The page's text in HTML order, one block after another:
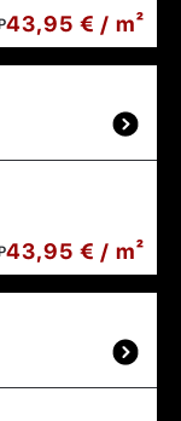
43,95 € / m²
43,95 € / m²